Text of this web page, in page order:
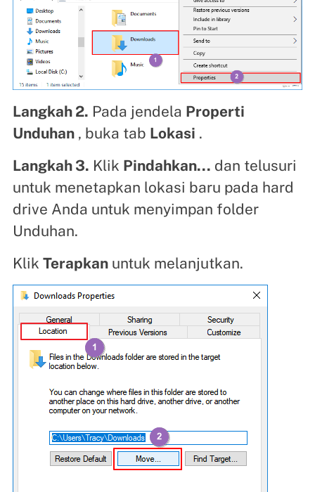
Langkah 2. Pada jendela Properti
Unduhan, buka tab Lokasi .
Langkah 3. Klik Pindahkan... dan telusuri
untuk menetapkan lokasi baru pada hard
drive Anda untuk menyimpan folder
Unduhan.
Klik Terapkanuntuk melanjutkan.